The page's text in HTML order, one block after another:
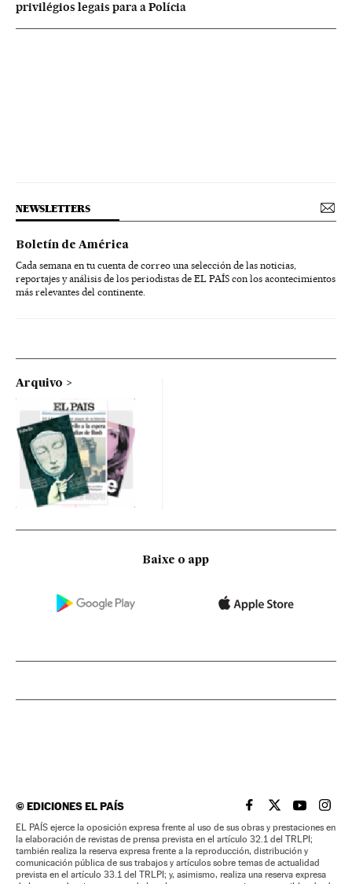
privilégios legais para a Polícia
NEWSLETTERS
Boletín de América
Cada semana en tu cuenta de correo una selección de las noticias,
reportajes y análisis de los periodistas de EL PAÍS con los acontecimientos
más relevantes del continente.
Arquivo
Baixe o app
©EDICIONES EL PAÍS EL PAÍS BRASIL EN
EL PAÍSEL PAÍS
EL
EL PAÍS ejerce la oposición expresa frente al uso de sus obras y prestaciones en
la elaboración de revistas de prensa prevista en el artículo 32.1 del TRLPI;
también realiza la reserva expresa frente a la reproducción, distribución y
comunicación pública de sus trabajos y artículos sobre temas de actualidad
prevista en el artículo 33.1 del TRLPI; y, asimismo, realiza una reserva expresa